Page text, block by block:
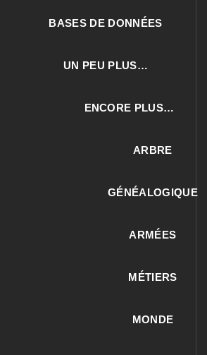
BASES DE DONNÉES
UN PEU PLUS…
ENCORE PLUS…
ARBRE
GÉNÉALOGIQUE
ARMÉES
MÉTIERS
MONDE